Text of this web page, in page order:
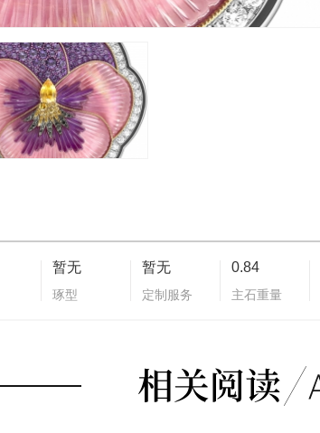
暂无
琢型
暂无
定制服务
0.84
主石重量